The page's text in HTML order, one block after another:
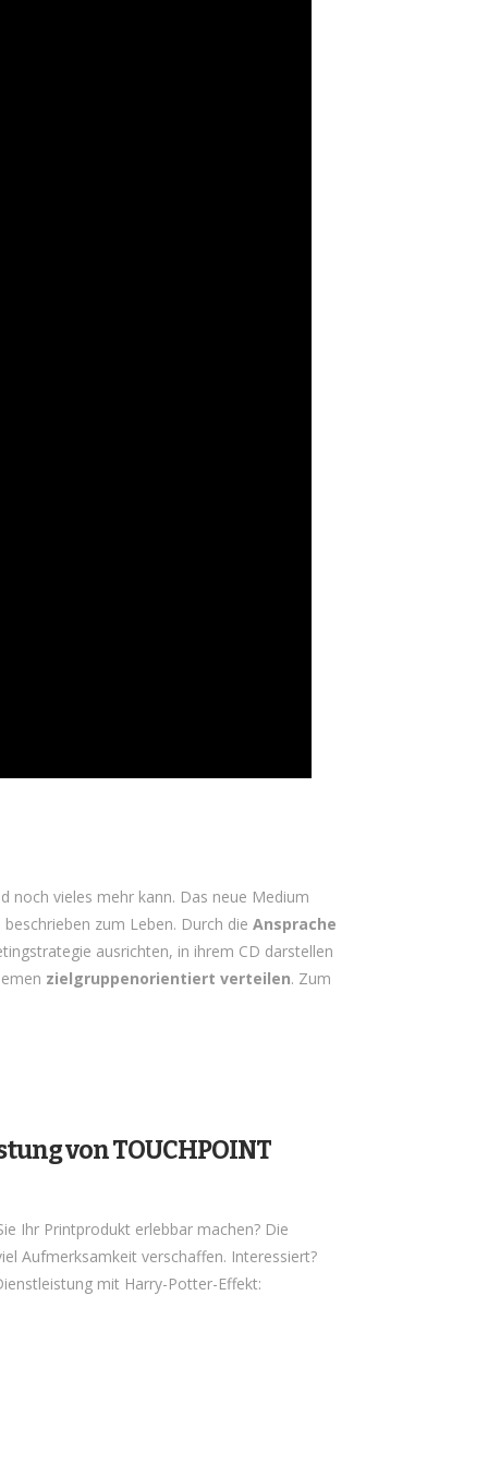
noch vieles mehr kann. Das neue Medium
zum Leben. Durch die Ansprache
ausrichten, in ihrem CD darstellen
zielgruppenorientiert verteilen. Zum
von TOUCHPOINT
Ihr Printprodukt erlebbar machen? Die
Aufmerksamkeit verschaffen. Interessiert?
mit Harry-Potter-Effekt: